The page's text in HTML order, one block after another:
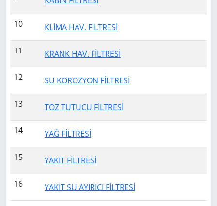
10 KLİMA HAV. FİLTRESİ
11 KRANK HAV. FİLTRESİ
12 SU KOROZYON FİLTRESİ
13 TOZ TUTUCU FİLTRESİ
14 YAĞ FİLTRESİ
15 YAKIT FİLTRESİ
16 YAKIT SU AYIRICI FİLTRESİ